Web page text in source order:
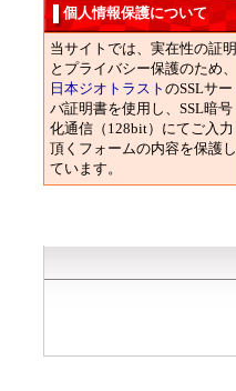
個人情報保護について
当サイトでは、実在性の証明
とプライバシー保護のため、
日本ジオトラスト のSSLサー
バ証明書を使用し、SSL暗号
化通信（128bit）にてご入力
頂くフォームの内容を保護し
ています。